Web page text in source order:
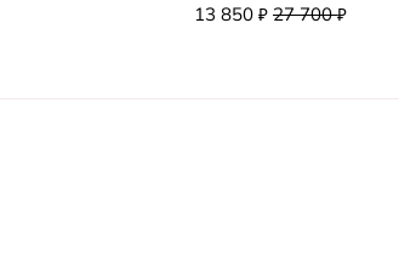
13 850 ₽ 27 700₽